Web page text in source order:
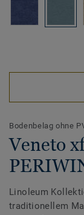
Bodenbelag ohne
Veneto
Linoleum
traditionellem